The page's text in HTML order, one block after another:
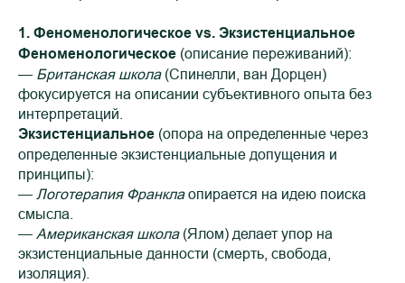
1. Феноменологическое vs. Экзистенциальное
Феноменологическое (описание переживаний):
— Британская школа(Спинелли, ван Дорцен)
фокусируется на описании субъективного опыта без
интерпретаций.
Экзистенциальное (опора на определенные через
определенные экзистенциальные допущения и
принципы):
— Логотерапия Франклаопирается на идею поиска
смысла.
— Американская школа(Ялом) делает упор на
экзистенциальные данности (смерть, свобода,
изоляция).